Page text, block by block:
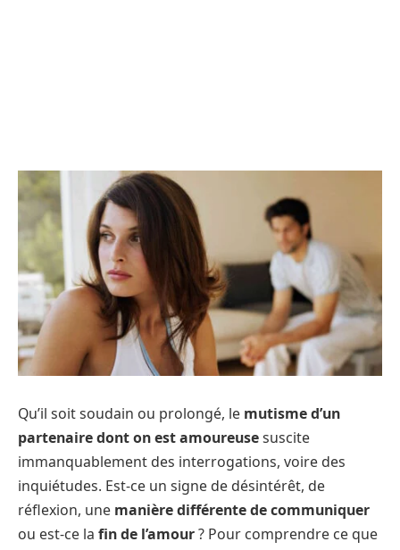
Qu’il soit soudain ou prolongé, le mutisme d’un
partenaire dont on est amoureusesuscite
immanquablement des interrogations, voire des
inquiétudes. Est-ce un signe de désintérêt, de
réflexion, une manière différente de communiquer
ou est-ce la fin de l’amour? Pour comprendre ce que